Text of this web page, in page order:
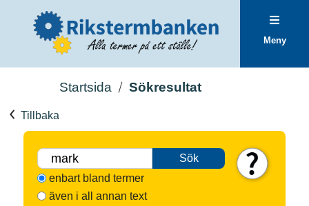
Meny
Startsida Sökresultat
Tillbaka
Sök
enbart bland termer
även i all annan text